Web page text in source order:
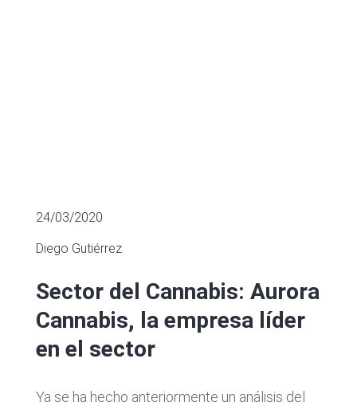
24/03/2020
Diego Gutiérrez
Sector del Cannabis: Aurora
Cannabis, la empresa líder
en el sector
Ya se ha hecho anteriormente un análisis del